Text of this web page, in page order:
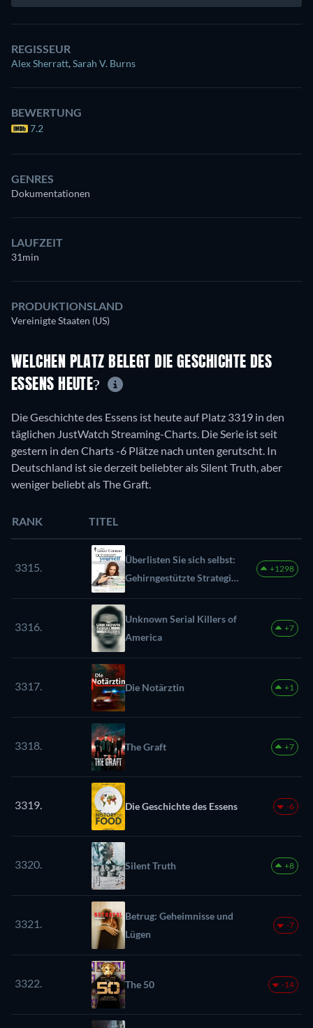
REGISSEUR
Alex Sherratt,Sarah V. Burns
BEWERTUNG
7.2
GENRES
Dokumentationen
LAUFZEIT
31min
PRODUKTIONSLAND
Vereinigte Staaten (US)
WELCHEN PLATZ BELEGT DIE GESCHICHTE DES
ESSENS HEUTE?
Die Geschichte des Essens ist heute auf Platz 3319 in den
täglichen JustWatch Streaming-Charts. Die Serie ist seit
gestern in den Charts -6 Plätze nach unten gerutscht. In
Deutschland ist sie derzeit beliebter als Silent Truth, aber
weniger beliebt als The Graft.
RANK TITEL
3315.
Überlisten Sie sich selbst:
Gehirngestützte Strategien
für ein besseres Ich
+1298
3316.
Unknown Serial Killers of
America
+7
3317. Die Notärztin +1
3318. The Graft +7
3319. Die Geschichte des Essens -6
3320. Silent Truth +8
3321.
Betrug: Geheimnisse und
Lügen
-7
3322. The 50 -14